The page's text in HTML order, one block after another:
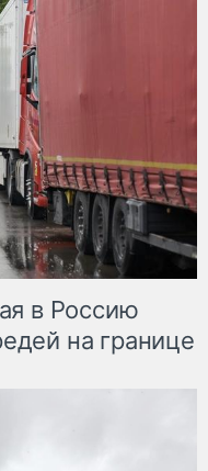
в Россию
на границе